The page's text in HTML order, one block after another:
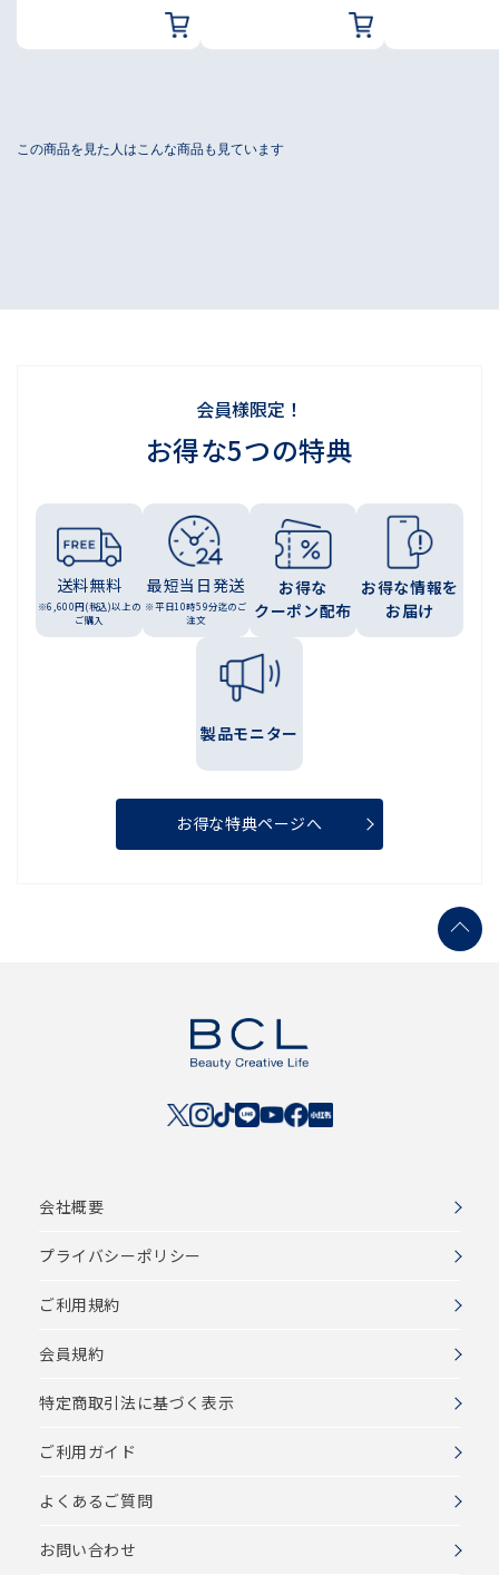
会員様限定！
お得な5つの特典
送料無料
※6,600円(税込)以上の
ご購入
最短当日発送
※平日10時59分迄のご
注文
お得な
クーポン配布
お得な情報を
お届け
製品モニター
お得な特典ページへ
会社概要
プライバシーポリシー
ご利用規約
会員規約
特定商取引法に基づく表示
ご利用ガイド
よくあるご質問
お問い合わせ